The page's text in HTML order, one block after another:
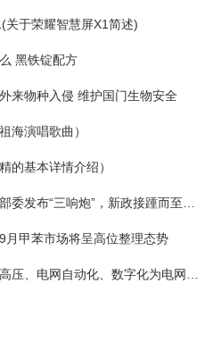
关于荣耀智慧屏X1简述)
黑铁锭配方
来物种入侵 维护国门生物安全
海演唱歌曲）
的基本详情介绍）
月甲苯市场将呈高位整理态势